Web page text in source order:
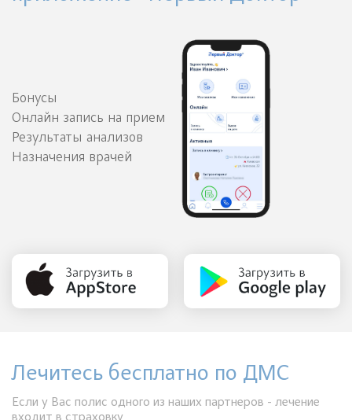
Бонусы
Онлайн запись на прием
Результаты анализов
Назначения врачей
Лечитесь бесплатно по ДМС
Если у Вас полис одного из наших партнеров - лечение
входит в страховку